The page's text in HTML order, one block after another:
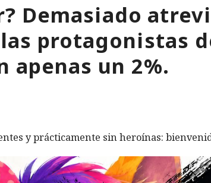
Demasiado
protagonistas
apenas un 2%.
y prácticamente sin heroínas: